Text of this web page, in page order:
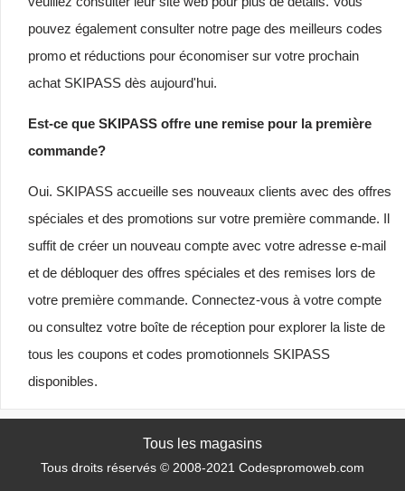
pouvez également consulter notre page des meilleurs codes
promo et réductions pour économiser sur votre prochain
achat SKIPASS dès aujourd'hui.
Est-ce que SKIPASS offre une remise pour la première
commande?
Oui. SKIPASS accueille ses nouveaux clients avec des offres
spéciales et des promotions sur votre première commande. Il
suffit de créer un nouveau compte avec votre adresse e-mail
et de débloquer des offres spéciales et des remises lors de
votre première commande. Connectez-vous à votre compte
ou consultez votre boîte de réception pour explorer la liste de
tous les coupons et codes promotionnels SKIPASS
disponibles.
Tous les magasins
Tous droits réservés © 2008-2021 Codespromoweb.com